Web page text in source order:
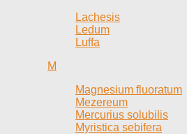
Lachesis
Ledum
Luffa
M
Magnesium fluoratum
Mezereum
Mercurius solubilis
Myristica sebifera